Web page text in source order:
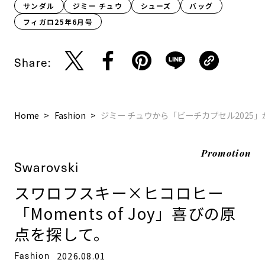
サンダル ジミー チュウ シューズ
バッグ
フィガロ25年6月号
Share:
Home Fashion ジミー チュウから「ビーチカプセル2025
Promotion
Swarovski
スワロフスキー×ヒコロヒー
「Moments of Joy」喜びの原
点を探して。
Fashion 2026.08.01